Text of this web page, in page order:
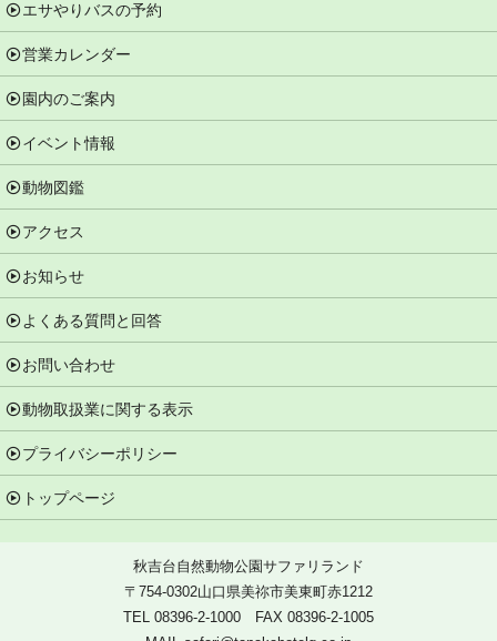
エサやりバスの予約
営業カレンダー
園内のご案内
イベント情報
動物図鑑
アクセス
お知らせ
よくある質問と回答
お問い合わせ
動物取扱業に関する表示
プライバシーポリシー
トップページ
秋吉台自然動物公園サファリランド
〒754-0302山口県美祢市美東町赤1212
TEL 08396-2-1000 FAX 08396-2-1005